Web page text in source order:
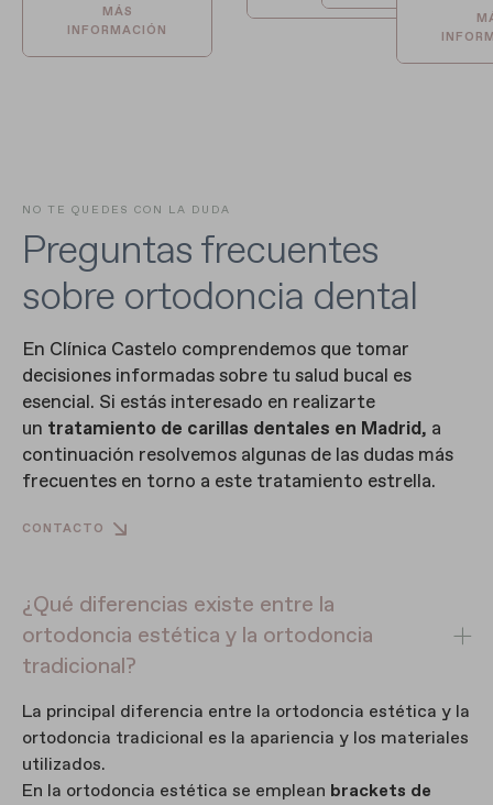
MÁS
INFORMACIÓN
NO TE QUEDES CON LA DUDA
Preguntas frecuentes
sobre ortodoncia dental
En Clínica Castelo comprendemos que tomar
decisiones informadas sobre tu salud bucal es
esencial. Si estás interesado en realizarte
un tratamiento de carillas dentales en Madrid, a
continuación resolvemos algunas de las dudas más
frecuentes en torno a este tratamiento estrella.
CONTACTO
¿Qué diferencias existe entre la
ortodoncia estética y la ortodoncia
tradicional?
La principal diferencia entre la ortodoncia estética y la
ortodoncia tradicional es la apariencia y los materiales
utilizados.
En la ortodoncia estética se emplean brackets de